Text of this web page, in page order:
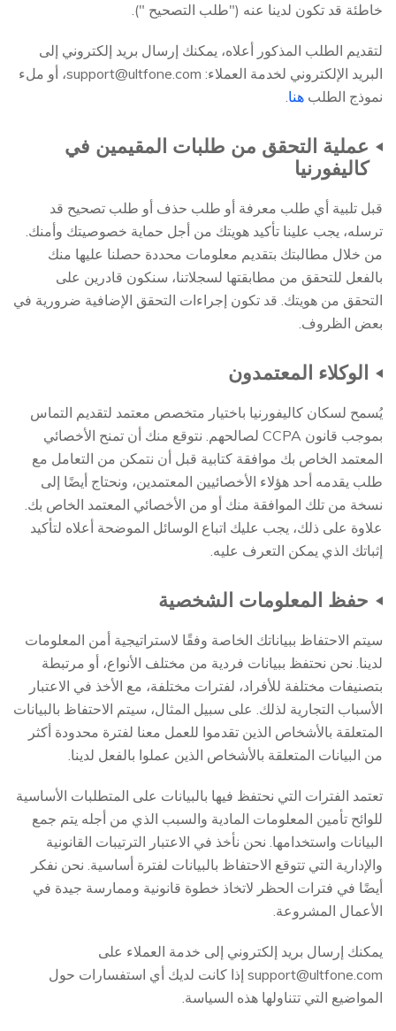
خاطئة قد تكون لدينا عنه ("طلب التصحيح ").
لتقديم الطلب المذكور أعلاه، يمكنك إرسال بريد إلكتروني إلى
البريد الإلكتروني لخدمة العملاء: support@ultfone.com، أو ملء
نموذج الطلب هنا.
عملية التحقق من طلبات المقيمين في
كاليفورنيا
قبل تلبية أي طلب معرفة أو طلب حذف أو طلب تصحيح قد
ترسله، يجب علينا تأكيد هويتك من أجل حماية خصوصيتك وأمنك.
من خلال مطالبتك بتقديم معلومات محددة حصلنا عليها منك
بالفعل للتحقق من مطابقتها لسجلاتنا، سنكون قادرين على
التحقق من هويتك. قد تكون إجراءات التحقق الإضافية ضرورية في
بعض الظروف.
الوكلاء المعتمدون
يُسمح لسكان كاليفورنيا باختيار متخصص معتمد لتقديم التماس
بموجب قانون CCPA لصالحهم. نتوقع منك أن تمنح الأخصائي
المعتمد الخاص بك موافقة كتابية قبل أن نتمكن من التعامل مع
طلب يقدمه أحد هؤلاء الأخصائيين المعتمدين، ونحتاج أيضًا إلى
نسخة من تلك الموافقة منك أو من الأخصائي المعتمد الخاص بك.
علاوة على ذلك، يجب عليك اتباع الوسائل الموضحة أعلاه لتأكيد
إثباتك الذي يمكن التعرف عليه.
حفظ المعلومات الشخصية
سيتم الاحتفاظ ببياناتك الخاصة وفقًا لاستراتيجية أمن المعلومات
لدينا. نحن نحتفظ ببيانات فردية من مختلف الأنواع، أو مرتبطة
بتصنيفات مختلفة للأفراد، لفترات مختلفة، مع الأخذ في الاعتبار
الأسباب التجارية لذلك. على سبيل المثال، سيتم الاحتفاظ بالبيانات
المتعلقة بالأشخاص الذين تقدموا للعمل معنا لفترة محدودة أكثر
من البيانات المتعلقة بالأشخاص الذين عملوا بالفعل لدينا.
تعتمد الفترات التي نحتفظ فيها بالبيانات على المتطلبات الأساسية
للوائح تأمين المعلومات المادية والسبب الذي من أجله يتم جمع
البيانات واستخدامها. نحن نأخذ في الاعتبار الترتيبات القانونية
والإدارية التي تتوقع الاحتفاظ بالبيانات لفترة أساسية. نحن نفكر
أيضًا في فترات الحظر لاتخاذ خطوة قانونية وممارسة جيدة في
الأعمال المشروعة.
يمكنك إرسال بريد إلكتروني إلى خدمة العملاء على
support@ultfone.com إذا كانت لديك أي استفسارات حول
المواضيع التي تتناولها هذه السياسة.